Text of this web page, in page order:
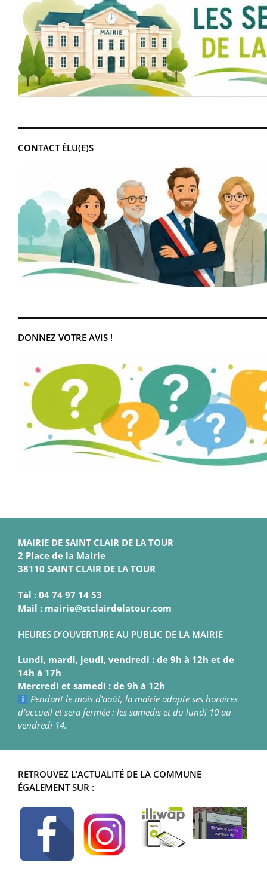
CONTACT ÉLU(E)S
DONNEZ VOTRE AVIS !
MAIRIE DE SAINT CLAIR DE LA TOUR
2 Place de la Mairie
38110 SAINT CLAIR DE LA TOUR
Tél : 04 74 97 14 53
Mail : mairie@stclairdelatour.com
HEURES D’OUVERTURE AU PUBLIC DE LA MAIRIE
Lundi, mardi, jeudi, vendredi : de 9h à 12h et de
14h à 17h
Mercredi et samedi : de 9h à 12h
Pendant le mois d’août, la mairie adapte ses horaires
d’accueil et sera fermée : les samedis et du lundi 10 au
vendredi 14.
RETROUVEZ L’ACTUALITÉ DE LA COMMUNE
ÉGALEMENT SUR :